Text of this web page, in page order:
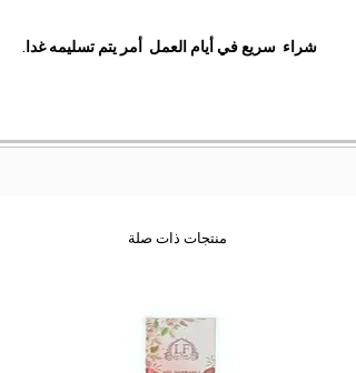
شراء سريع في أيام العمل أمر يتم تسليمه غدا.
منتجات ذات صلة